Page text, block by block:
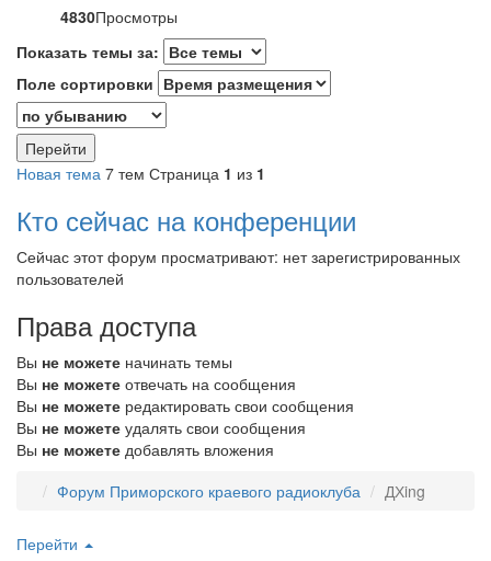
4830Просмотры
Показать темы за:
Поле сортировки
Новая тема 7 тем Страница 1 из 1
Кто сейчас на конференции
Сейчас этот форум просматривают: нет зарегистрированных
пользователей
Права доступа
Вы не можете начинать темы
Вы не можете отвечать на сообщения
Вы не можете редактировать свои сообщения
Вы не можете удалять свои сообщения
Вы не можете добавлять вложения
Форум Приморского краевого радиоклуба
ДХing
Перейти